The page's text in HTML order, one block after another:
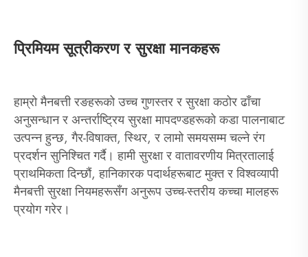
प्रिमियम सूत्रीकरण र सुरक्षा मानकहरू
हाम्रो मैनबत्ती रङहरूको उच्च गुणस्तर र सुरक्षा कठोर ढाँचा
अनुसन्धान र अन्तर्राष्ट्रिय सुरक्षा मापदण्डहरूको कडा पालनाबाट
उत्पन्न हुन्छ, गैर-विषाक्त, स्थिर, र लामो समयसम्म चल्ने रंग
प्रदर्शन सुनिश्चित गर्दै। हामी सुरक्षा र वातावरणीय मित्रतालाई
प्राथमिकता दिन्छौं, हानिकारक पदार्थहरूबाट मुक्त र विश्वव्यापी
मैनबत्ती सुरक्षा नियमहरूसँग अनुरूप उच्च-स्तरीय कच्चा मालहरू
प्रयोग गरेर।